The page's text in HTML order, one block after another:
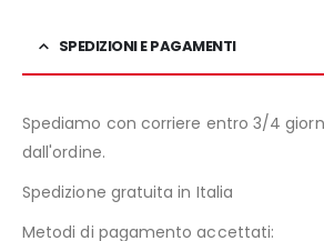
SPEDIZIONI E PAGAMENTI
Spediamo con corriere entro 3/4
dall'ordine.
Spedizione gratuita in Italia
Metodi di pagamento accettati: